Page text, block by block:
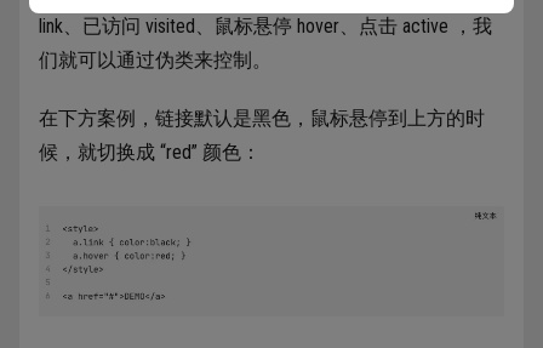
link、已访问 visited、鼠标悬停 hover、点击 active ，我
们就可以通过伪类来控制。
在下方案例，链接默认是黑色，鼠标悬停到上方的时
候，就切换成 “red” 颜色：